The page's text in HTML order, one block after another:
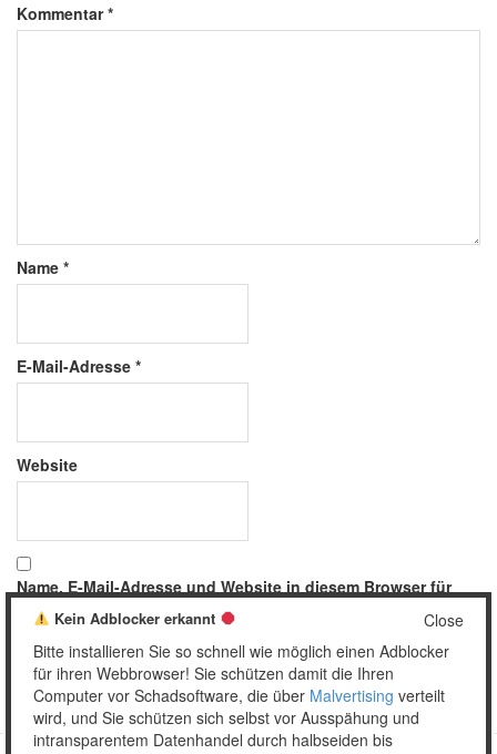
Kommentar*
Name *
E-Mail-Adresse *
Website
Name, E-Mail-Adresse und Website in diesem Browser für
meinen nächsten Kommentar speichern.
Close
Kein Adblocker erkannt
Bitte installieren Sie so schnell wie möglich einen Adblocker
für ihren Webbrowser! Sie schützen damit die Ihren
Computer vor Schadsoftware, die über Malvertising verteilt
wird, und Sie schützen sich selbst vor Ausspähung und
intransparentem Datenhandel durch halbseiden bis